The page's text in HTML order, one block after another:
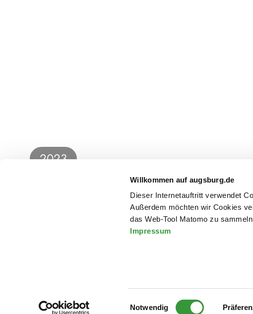
Willkommen auf augsburg.de
Dieser Internetauftritt verwendet
Außerdem möchten wir Cookies
das Web-Tool Matomo zu
Impressum
Einwilligungsauswahl
Notwendig
2023
„Say their names – Ein